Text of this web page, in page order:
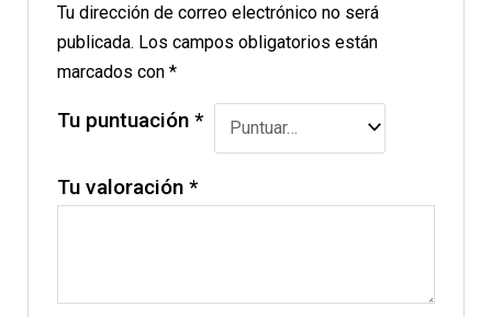
Tu dirección de correo electrónico no será
publicada. Los campos obligatorios están
marcados con*
Tu puntuación*
Tu valoración*